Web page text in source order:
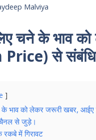
Malviya
चने के भाव
Price) से
के भाव को लेकर जरूरी खबर,
चैनल से जुड़े।
रकबे में गिरावट